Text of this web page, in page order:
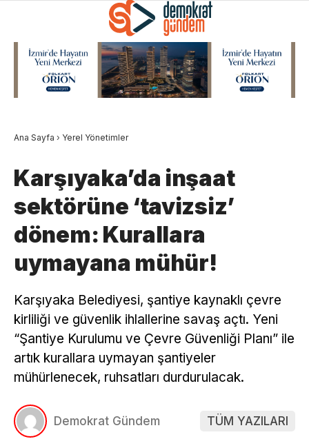
Ana Sayfa › Yerel Yönetimler
Karşıyaka’da inşaat
sektörüne ‘tavizsiz’
dönem: Kurallara
uymayana mühür!
Karşıyaka Belediyesi, şantiye kaynaklı çevre
kirliliği ve güvenlik ihlallerine savaş açtı. Yeni
“Şantiye Kurulumu ve Çevre Güvenliği Planı” ile
artık kurallara uymayan şantiyeler
mühürlenecek, ruhsatları durdurulacak.
Demokrat Gündem TÜM YAZILARI